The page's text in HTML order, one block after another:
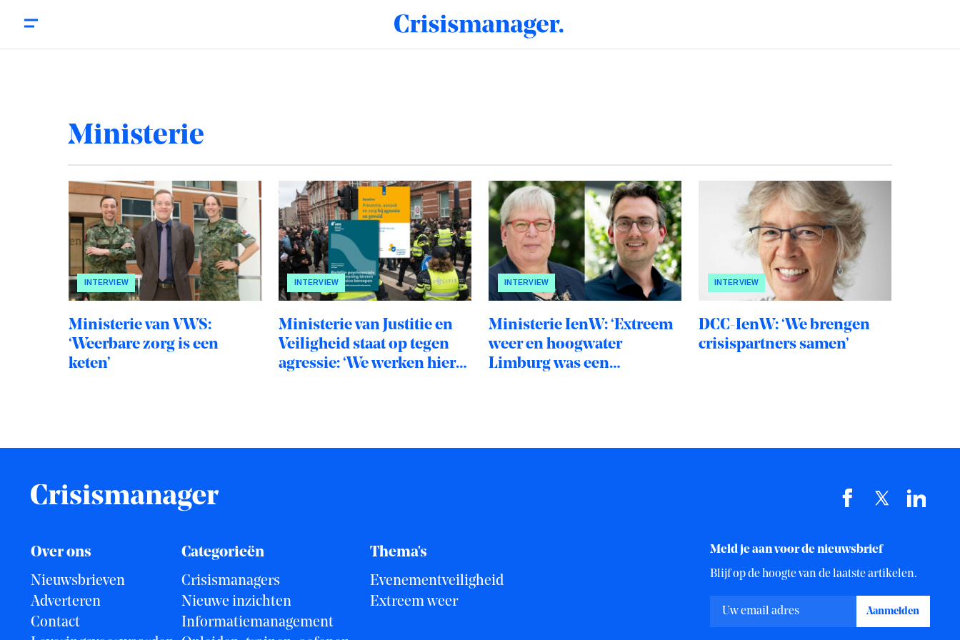
Ministerie
INTERVIEW
Ministerie van VWS:
‘Weerbare zorg is een
keten’
INTERVIEW
Ministerie van Justitie en
Veiligheid staat op tegen
agressie: ‘We werken hier
INTERVIEW
Ministerie IenW: ‘Extreem
weer en hoogwater
Limburg was een
INTERVIEW
DCC-IenW: ‘We brengen
crisispartners samen’
Over ons
Nieuwsbrieven
Adverteren
Contact
Categorieën
Crisismanagers
Nieuwe inzichten
Informatiemanagement
Thema's
Evenementveiligheid
Extreem weer
Meld je aan voor de nieuwsbrief
Blijf op de hoogte van de laatste artikelen.